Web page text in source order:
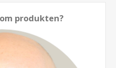
produkten?